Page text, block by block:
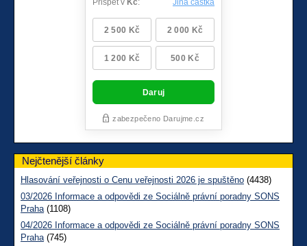
Nejčtenější články
Hlasování veřejnosti o Cenu veřejnosti 2026 je spuštěno (4438)
03/2026 Informace a odpovědi ze Sociálně právní poradny SONS
Praha(1108)
04/2026 Informace a odpovědi ze Sociálně právní poradny SONS
Praha(745)